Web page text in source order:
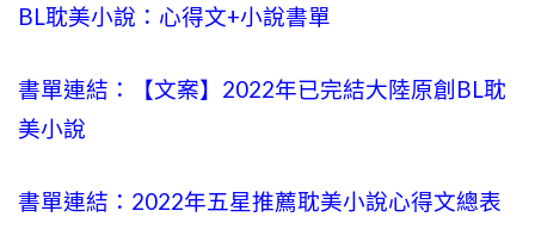
BL耽美小說：心得文+小說書單
書單連結：【文案】2022年已完結大陸原創BL耽
美小說
書單連結：2022年五星推薦耽美小說心得文總表